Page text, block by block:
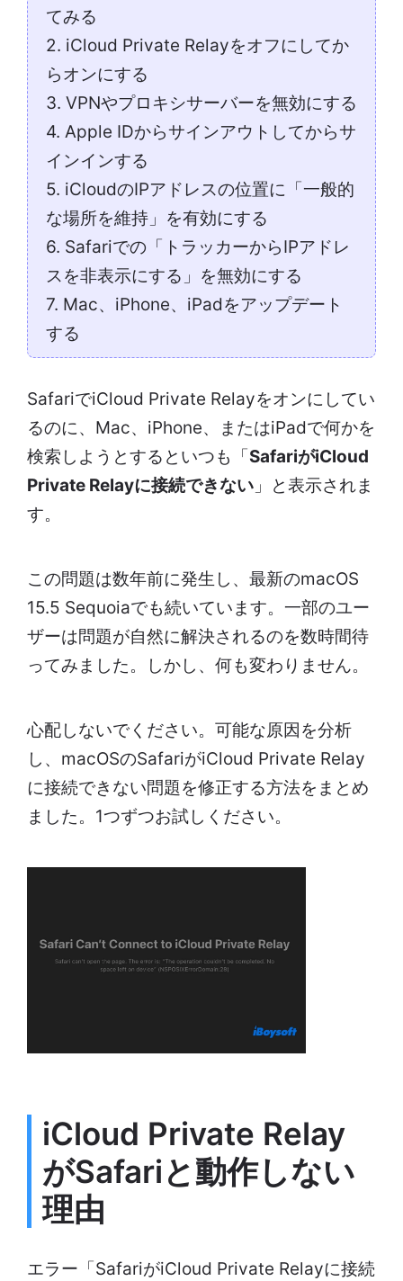
てみる
2. iCloud Private Relayをオフにしてか
らオンにする
3. VPNやプロキシサーバーを無効にする
4. Apple IDからサインアウトしてからサ
インインする
5. iCloudのIPアドレスの位置に「一般的
な場所を維持」を有効にする
6. Safariでの「トラッカーからIPアドレ
スを非表示にする」を無効にする
7. Mac、iPhone、iPadをアップデート
する
SafariでiCloud Private Relayをオンにしてい
るのに、Mac、iPhone、またはiPadで何かを
検索しようとするといつも「SafariがiCloud
Private Relayに接続できない 」と表示されま
す。
この問題は数年前に発生し、最新のmacOS
15.5 Sequoiaでも続いています。一部のユー
ザーは問題が自然に解決されるのを数時間待
ってみました。しかし、何も変わりません。
心配しないでください。可能な原因を分析
し、macOSのSafariがiCloud Private Relay
に接続できない問題を修正する方法をまとめ
ました。1つずつお試しください。
iCloud Private Relay
がSafariと動作しない
理由
エラー「SafariがiCloud Private Relayに接続